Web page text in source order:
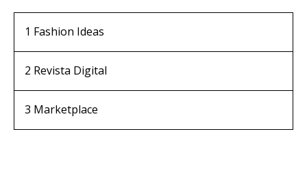
1 Fashion Ideas
2 Revista Digital
3 Marketplace